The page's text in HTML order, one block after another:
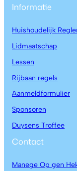
Informatie
Huishoudelijk
Lidmaatschap
Lessen
Rijbaan regels
Aanmeldformulier
Sponsoren
Duysens Troffee
Contact
Manege Op gen